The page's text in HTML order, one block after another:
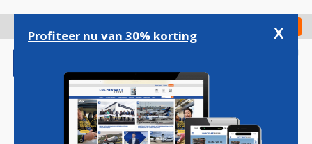
gaan
Check in
Profiteer nu van 30% korting x